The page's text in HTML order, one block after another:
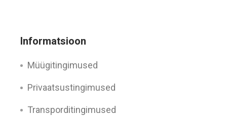
Informatsioon
Müügitingimused
Privaatsustingimused
Transporditingimused